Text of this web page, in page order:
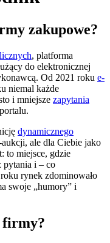
zakupowe?
, platforma
do elektronicznej
Od 2021 roku e-
niemal każde
i mniejsze zapytania
dynamicznego
ale dla Ciebie jako
to miejsce, gdzie
pytania i – co
rynek zdominowało
swoje „humory” i
firmy?